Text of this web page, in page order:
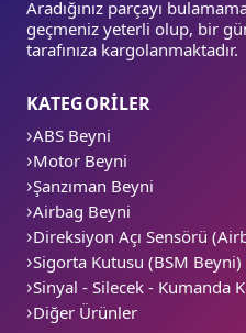
Aradığınız parçayı
geçmeniz yeterli olup, bir
tarafınıza kargolanmaktadır.
KATEGORİLER
ABS Beyni
Motor Beyni
Şanzıman Beyni
Airbag Beyni
Direksiyon Açı Sensörü
Sigorta Kutusu (BSM Beyni)
Sinyal - Silecek - Kumanda
Diğer Ürünler